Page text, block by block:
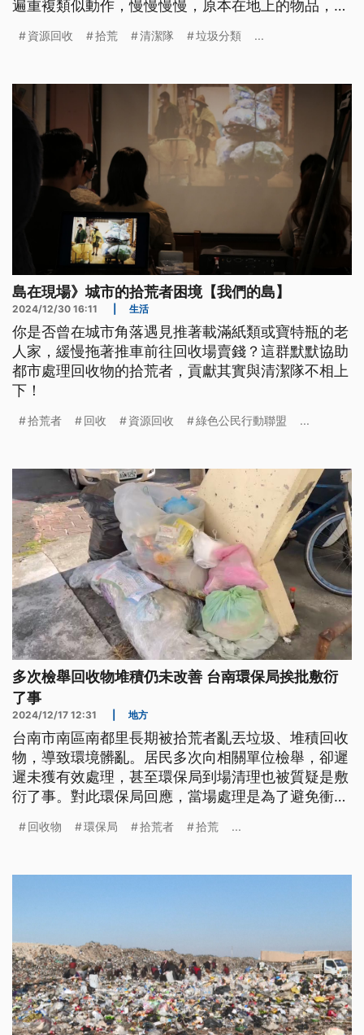
遍重複類似動作，慢慢慢慢，原本在地上的物品，通
資源回收 拾荒 清潔隊 垃圾分類 ...
島在現場》城市的拾荒者困境【我們的島】
2024/12/30 16:11 生活
你是否曾在城市角落遇見推著載滿紙類或寶特瓶的老
人家，緩慢拖著推車前往回收場賣錢？這群默默協助
都市處理回收物的拾荒者，貢獻其實與清潔隊不相上
下！
拾荒者 回收 資源回收 綠色公民行動聯盟 ...
多次檢舉回收物堆積仍未改善 台南環保局挨批敷衍
了事
2024/12/17 12:31 地方
台南市南區南都里長期被拾荒者亂丟垃圾、堆積回收
物，導致環境髒亂。居民多次向相關單位檢舉，卻遲
遲未獲有效處理，甚至環保局到場清理也被質疑是敷
衍了事。對此環保局回應，當場處理是為了避免衝
回收物 環保局 拾荒者 拾荒 ...